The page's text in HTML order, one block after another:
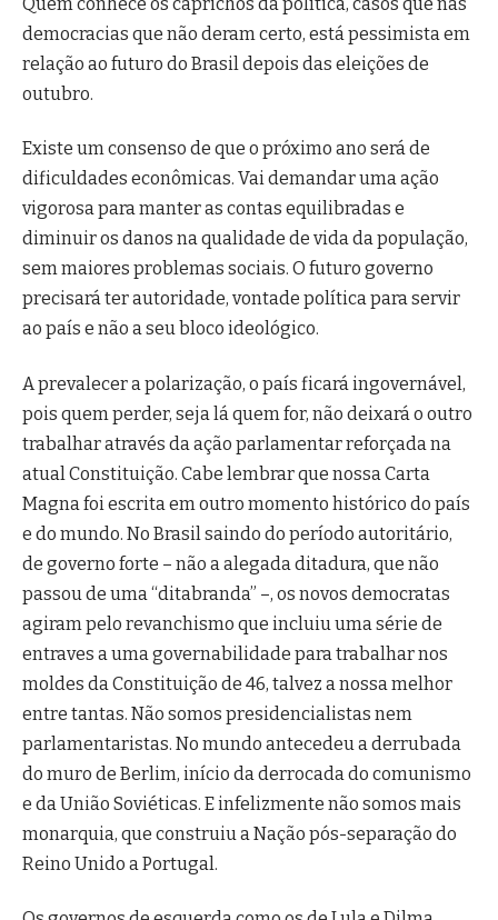
democracias que não deram certo, está pessimista em
relação ao futuro do Brasil depois das eleições de
outubro.
Existe um consenso de que o próximo ano será de
dificuldades econômicas. Vai demandar uma ação
vigorosa para manter as contas equilibradas e
diminuir os danos na qualidade de vida da população,
sem maiores problemas sociais. O futuro governo
precisará ter autoridade, vontade política para servir
ao país e não a seu bloco ideológico.
A prevalecer a polarização, o país ficará ingovernável,
pois quem perder, seja lá quem for, não deixará o outro
trabalhar através da ação parlamentar reforçada na
atual Constituição. Cabe lembrar que nossa Carta
Magna foi escrita em outro momento histórico do país
e do mundo. No Brasil saindo do período autoritário,
de governo forte – não a alegada ditadura, que não
passou de uma “ditabranda” –, os novos democratas
agiram pelo revanchismo que incluiu uma série de
entraves a uma governabilidade para trabalhar nos
moldes da Constituição de 46, talvez a nossa melhor
entre tantas. Não somos presidencialistas nem
parlamentaristas. No mundo antecedeu a derrubada
do muro de Berlim, início da derrocada do comunismo
e da União Soviéticas. E infelizmente não somos mais
monarquia, que construiu a Nação pós-separação do
Reino Unido a Portugal.